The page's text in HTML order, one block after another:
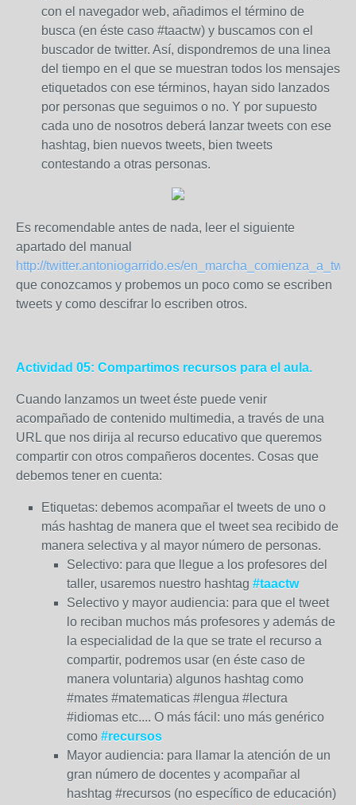
con el navegador web, añadimos el término de
busca (en éste caso #taactw) y buscamos con el
buscador de twitter. Así, dispondremos de una linea
del tiempo en el que se muestran todos los mensajes
etiquetados con ese términos, hayan sido lanzados
por personas que seguimos o no. Y por supuesto
cada uno de nosotros deberá lanzar tweets con ese
hashtag, bien nuevos tweets, bien tweets
contestando a otras personas.
Es recomendable antes de nada, leer el siguiente
apartado del manual
http://twitter.antoniogarrido.es/
que conozcamos y probemos un poco como se escriben
tweets y como descifrar lo escriben otros.
Actividad 05: Compartimos recursos para el aula.
Cuando lanzamos un tweet éste puede venir
acompañado de contenido multimedia, a través de una
URL que nos dirija al recurso educativo que queremos
compartir con otros compañeros docentes. Cosas que
debemos tener en cuenta:
Etiquetas: debemos acompañar el tweets de uno o
más hashtag de manera que el tweet sea recibido de
manera selectiva y al mayor número de personas.
Selectivo: para que llegue a los profesores del
taller, usaremos nuestro hashtag #taactw
Selectivo y mayor audiencia: para que el tweet
lo reciban muchos más profesores y además de
la especialidad de la que se trate el recurso a
compartir, podremos usar (en éste caso de
manera voluntaria) algunos hashtag como
#mates #matematicas #lengua #lectura
#idiomas etc.... O más fácil: uno más genérico
como #recursos
Mayor audiencia: para llamar la atención de un
gran número de docentes y acompañar al
hashtag #recursos (no específico de educación)